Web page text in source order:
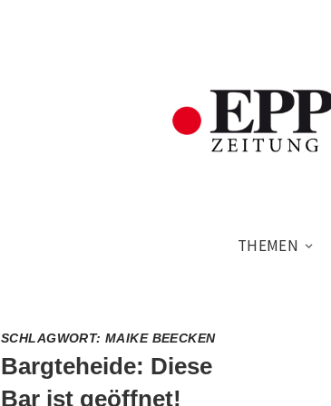
THEMEN
SCHLAGWORT:MAIKE BEECKEN
Bargteheide: Diese
Bar ist geöffnet!